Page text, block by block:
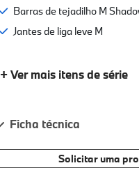
Barras de tejadilho M
Jantes de liga leve M
+ Ver mais itens de série
Ficha técnica
Solicitar uma